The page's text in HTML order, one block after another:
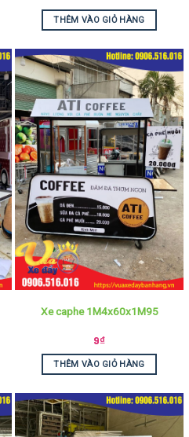
THÊM VÀO GIỎ HÀNG
Xe caphe 1M4x60x1M95
9₫
THÊM VÀO GIỎ HÀNG